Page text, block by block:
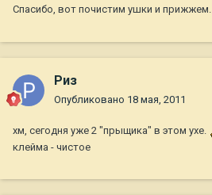
Спасибо, вот почистим ушки и прижжем.
Риз
Опубликовано 18 мая, 2011
хм, сегодня уже 2 "прыщика" в этом ухе.
клейма - чистое